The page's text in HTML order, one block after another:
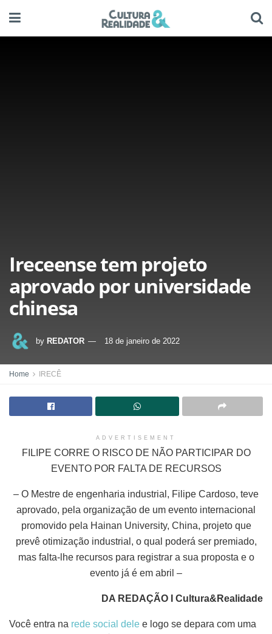
Ireceense tem projeto
aprovado por universidade
chinesa
by REDATOR 18 de janeiro de 2022
Home IRECÊ
ADVERTISEMENT
FILIPE CORRE O RISCO DE NÃO PARTICIPAR DO
EVENTO POR FALTA DE RECURSOS
– O Mestre de engenharia industrial, Filipe Cardoso, teve
aprovado, pela organização de um evento internacional
promovido pela Hainan University, China, projeto que
prevê otimização industrial, o qual poderá ser premiado,
mas falta-lhe recursos para registrar a sua proposta e o
evento já é em abril –
DA REDAÇÃO I Cultura&Realidade
Você entra na rede social dele e logo se depara com uma